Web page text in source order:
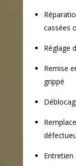
cassées
Réglage
Remise
grippé